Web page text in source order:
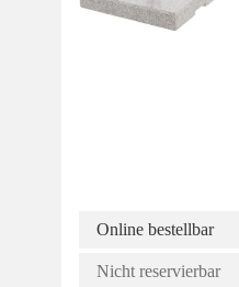
Online bestellbar
Nicht reservierbar